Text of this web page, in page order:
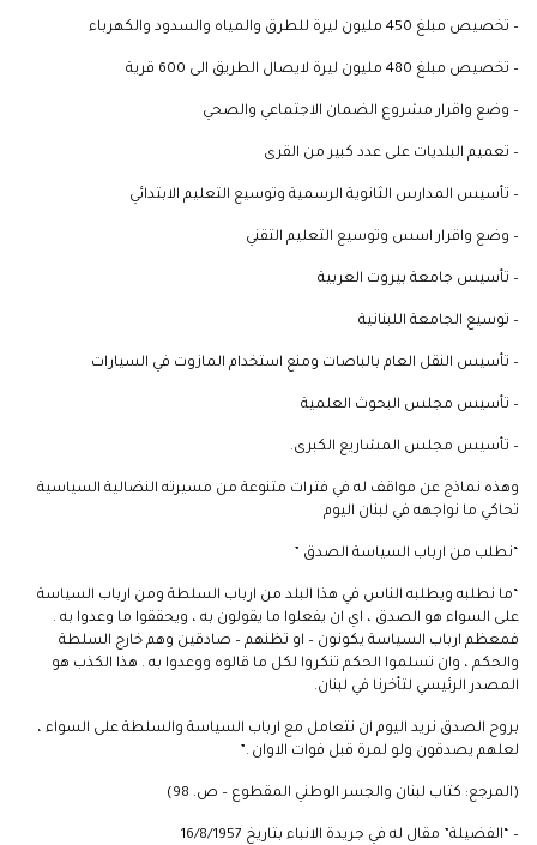
– تخصيص مبلغ 450 مليون ليرة للطرق والمياه والسدود والكهرباء
– تخصيص مبلغ 480 مليون ليرة لايصال الطريق الى 600 قرية
– وضع واقرار مشروع الضمان الاجتماعي والصحي
– تعميم البلديات على عدد كبير من القرى
– تأسيس المدارس الثانوية الرسمية وتوسيع التعليم الابتدائي
– وضع واقرار اسس وتوسيع التعليم التقني
– تأسيس جامعة بيروت العربية
– توسيع الجامعة اللبنانية
– تأسيس النقل العام بالباصات ومنع استخدام المازوت في السيارات
– تأسيس مجلس البحوث العلمية
– تأسيس مجلس المشاريع الكبرى.
وهذه نماذج عن مواقف له في فترات متنوعة من مسيرته النضالية السياسية
تحاكي ما نواجهه في لبنان اليوم
“نطلب من ارباب السياسة الصدق ”
“ما نطلبه ويطلبه الناس في هذا البلد من ارباب السلطة ومن ارباب السياسة
على السواء هو الصدق ، اي ان يفعلوا ما يقولون به ، ويحققوا ما وعدوا به .
فمعظم ارباب السياسة يكونون – او تظنهم – صادقين وهم خارج السلطة
والحكم ، وان تسلموا الحكم تنكروا لكل ما قالوه ووعدوا به . هذا الكذب هو
المصدر الرئيسي لتأخرنا في لبنان.
بروح الصدق نريد اليوم ان نتعامل مع ارباب السياسة والسلطة على السواء ،
لعلهم يصدقون ولو لمرة قبل فوات الاوان .”
(المرجع: كتاب لبنان والجسر الوطني المقطوع – ص. 98)
– “الفضيلة” مقال له في جريدة الانباء بتاريخ 16/8/1957